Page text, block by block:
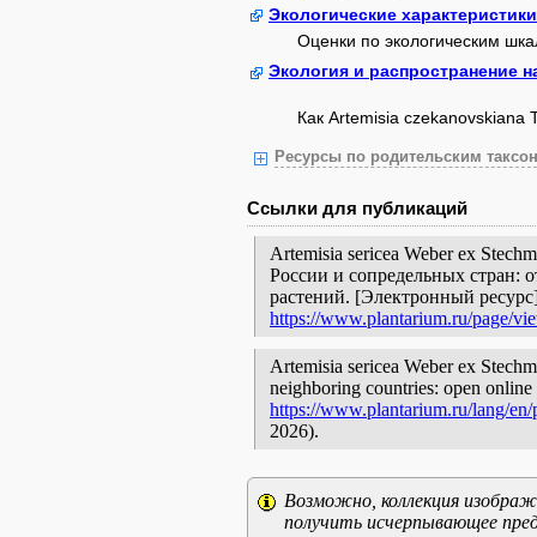
Экологические характеристики
Оценки по экологическим
Экология и распространение
Как Artemisia czekanovskiana
Ресурсы по родительским
Ссылки для публикаций
Artemisia sericea Weber ex
России и сопредельных стран:
растений. [Электронный
https://www.plantarium.ru/page/
Artemisia sericea Weber ex
neighboring countries: open
https://www.plantarium.ru/lang/
2026).
Возможно, коллекция
получить исчерпывающее